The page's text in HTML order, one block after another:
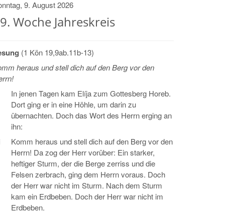
9. August 2026
Woche Jahreskreis
(1 Kön 19,9ab.11b-13)
heraus und stell dich auf den Berg vor den
In jenen Tagen kam Elíja zum Gottesberg Horeb.
Dort ging er in eine Höhle, um darin zu
übernachten. Doch das Wort des Herrn erging an
ihn:
Komm heraus und stell dich auf den Berg vor den
Herrn! Da zog der Herr vorüber: Ein starker,
heftiger Sturm, der die Berge zerriss und die
Felsen zerbrach, ging dem Herrn voraus. Doch
der Herr war nicht im Sturm. Nach dem Sturm
kam ein Erdbeben. Doch der Herr war nicht im
Erdbeben.